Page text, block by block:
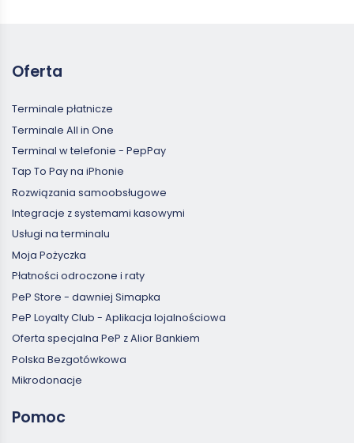
Oferta
Terminale płatnicze
Terminale All in One
Terminal w telefonie - PepPay
Tap To Pay na iPhonie
Rozwiązania samoobsługowe
Integracje z systemami kasowymi
Usługi na terminalu
Moja Pożyczka
Płatności odroczone i raty
PeP Store - dawniej Simapka
PeP Loyalty Club - Aplikacja lojalnościowa
Oferta specjalna PeP z Alior Bankiem
Polska Bezgotówkowa
Mikrodonacje
Pomoc